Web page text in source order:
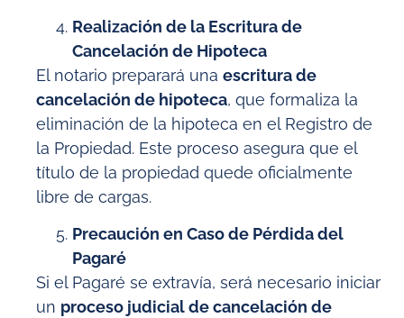
Realización de la Escritura de
Cancelación de Hipoteca
El notario preparará una escritura de
cancelación de hipoteca, que formaliza la
eliminación de la hipoteca en el Registro de
la Propiedad. Este proceso asegura que el
título de la propiedad quede oficialmente
libre de cargas.
Precaución en Caso de Pérdida del
Pagaré
Si el Pagaré se extravía, será necesario iniciar
un proceso judicial de cancelación de